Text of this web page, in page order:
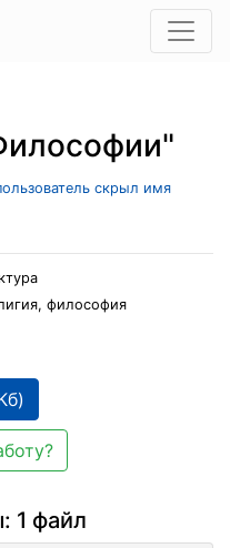
скрыл имя
философия
1 файл